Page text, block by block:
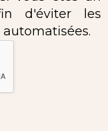
d'éviter les